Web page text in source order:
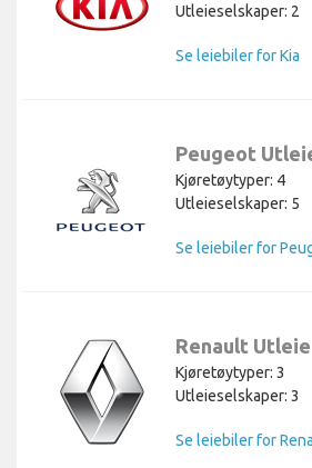
Utleieselskaper: 2
Se leiebiler for Kia
Peugeot
Kjøretøytyper: 4
Utleieselskaper: 5
Se leiebiler for
Renault Utleie
Kjøretøytyper: 3
Utleieselskaper: 3
Se leiebiler for